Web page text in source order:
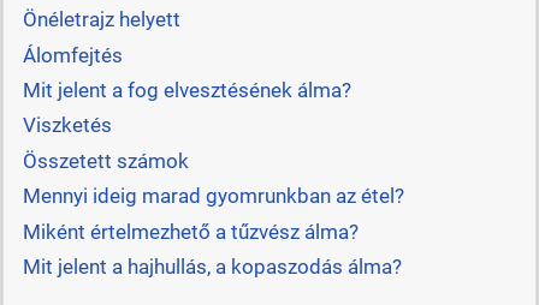
Önéletrajz helyett
Álomfejtés
Mit jelent a fog elvesztésének álma?
Viszketés
Összetett számok
Mennyi ideig marad gyomrunkban az étel?
Miként értelmezhető a tűzvész álma?
Mit jelent a hajhullás, a kopaszodás álma?